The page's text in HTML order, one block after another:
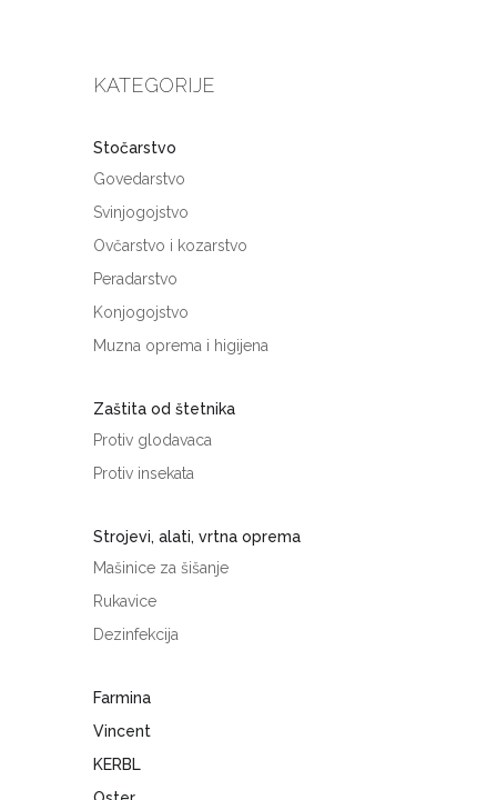
KATEGORIJE
Stočarstvo
Govedarstvo
Svinjogojstvo
Ovčarstvo i kozarstvo
Peradarstvo
Konjogojstvo
Muzna oprema i higijena
Zaštita od štetnika
Protiv glodavaca
Protiv insekata
Strojevi, alati, vrtna oprema
Mašinice za šišanje
Rukavice
Dezinfekcija
Farmina
Vincent
KERBL